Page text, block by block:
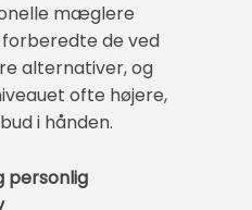
mæglere
de ved
alternativer, og
ofte højere,
i hånden.
personlig